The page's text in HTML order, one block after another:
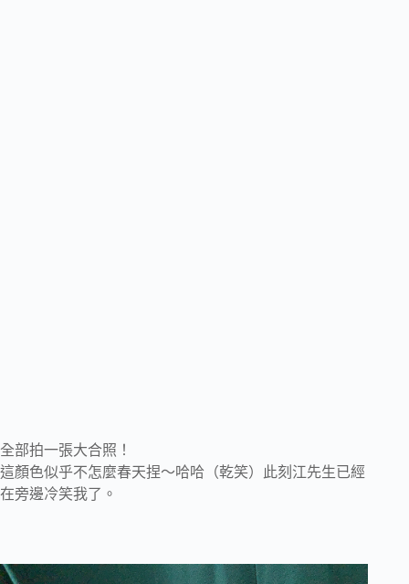
全部拍一張大合照！
這顏色似乎不怎麼春天捏～哈哈（乾笑）此刻江先生已經
在旁邊冷笑我了。